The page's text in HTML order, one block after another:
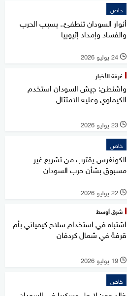
خاص
أنوار السودان تنطفئ.. بسبب الحرب
والفساد وإمداد إثيوبيا
l 24 يوليو 2026
غرفة الأخبار
واشنطن: جيش السودان استخدم
الكيماوي وعليه الامتثال
l 23 يوليو 2026
خاص
الكونغرس يقترب من تشريع غير
مسبوق بشأن حرب السودان
l 22 يوليو 2026
شرق أوسط
اشتباه في استخدام سلاح كيميائي بأم
قرفة في شمال كردفان
l 19 يوليو 2026
خاص